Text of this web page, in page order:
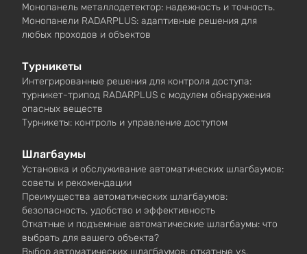
Монопанель металлодетектор: надежность и точность.
Монопанели RADARPLUS: адаптивные решения для
любых проходов и объектов
Турникеты
Интегрированные решения для контроля доступа:
турникет-трипод RADARPLUS с модулем обнаружения
опасных веществ
Турникеты: контроль и управление доступом
Шлагбаумы
Установка и обслуживание автоматических шлагбаумов:
советы и рекомендации
Преимущества автоматических шлагбаумов:
безопасность, удобство и эффективность
Откатные и подъемные автоматические шлагбаумы: что
выбрать для вашего объекта?
Выбор автоматических шлагбаумов: откатные vs.